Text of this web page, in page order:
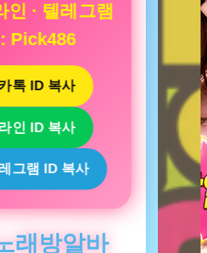
인 · 텔레그램
Pick486
톡 ID 복사
인 ID 복사
그램 ID 복사
래방알바